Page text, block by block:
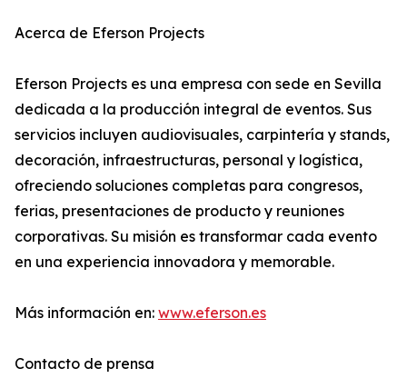
Acerca de Eferson Projects
Eferson Projects es una empresa con sede en Sevilla
dedicada a la producción integral de eventos. Sus
servicios incluyen audiovisuales, carpintería y stands,
decoración, infraestructuras, personal y logística,
ofreciendo soluciones completas para congresos,
ferias, presentaciones de producto y reuniones
corporativas. Su misión es transformar cada evento
en una experiencia innovadora y memorable.
Más información en: www.eferson.es
Contacto de prensa